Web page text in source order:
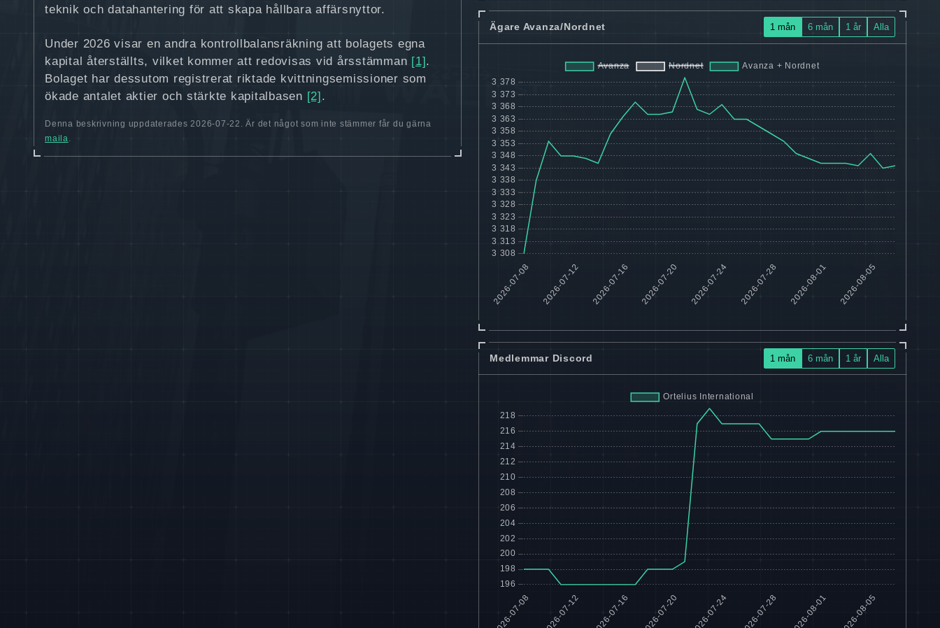
teknik och datahantering för att skapa hållbara affärsnyttor.
Under 2026 visar en andra kontrollbalansräkning att bolagets egna
kapital återställts, vilket kommer att redovisas vid årsstämman [1] .
Bolaget har dessutom registrerat riktade kvittningsemissioner som
ökade antalet aktier och stärkte kapitalbasen [2] .
Denna beskrivning uppdaterades 2026-07-22. Är det något som inte stämmer får du gärna
maila.
Ägare Avanza/Nordnet 1 mån 6 mån 1 år Alla
Medlemmar Discord 1 mån 6 mån 1 år Alla